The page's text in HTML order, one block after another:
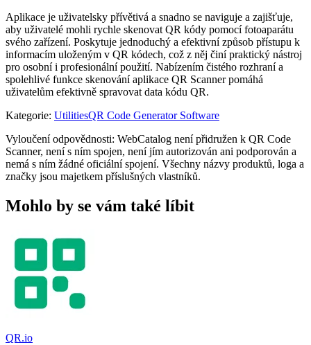
Aplikace je uživatelsky přívětivá a snadno se naviguje a zajišťuje,
aby uživatelé mohli rychle skenovat QR kódy pomocí fotoaparátu
svého zařízení. Poskytuje jednoduchý a efektivní způsob přístupu k
informacím uloženým v QR kódech, což z něj činí praktický nástroj
pro osobní i profesionální použití. Nabízením čistého rozhraní a
spolehlivé funkce skenování aplikace QR Scanner pomáhá
uživatelům efektivně spravovat data kódu QR.
Kategorie: UtilitiesQR Code Generator Software
Vyloučení odpovědnosti: WebCatalog není přidružen k QR Code
Scanner, není s ním spojen, není jím autorizován ani podporován a
nemá s ním žádné oficiální spojení. Všechny názvy produktů, loga a
značky jsou majetkem příslušných vlastníků.
Mohlo by se vám také líbit
QR.io